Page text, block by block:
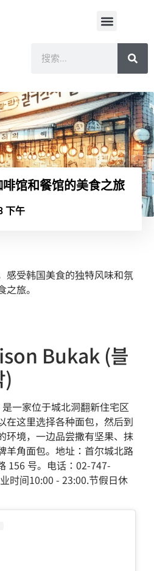
馆和餐馆的美食之旅
下午
感受韩国美食的独特风味和氛
旅。
Bukak (블
)
一家位于城北洞翻新住宅区
在这里选择各种面包，然后到
环境，一边品尝撒有坚果、抹
羊角面包。地址：首尔城北路
156 号。电话：02-747-
时间10:00 - 23:00.节假日休